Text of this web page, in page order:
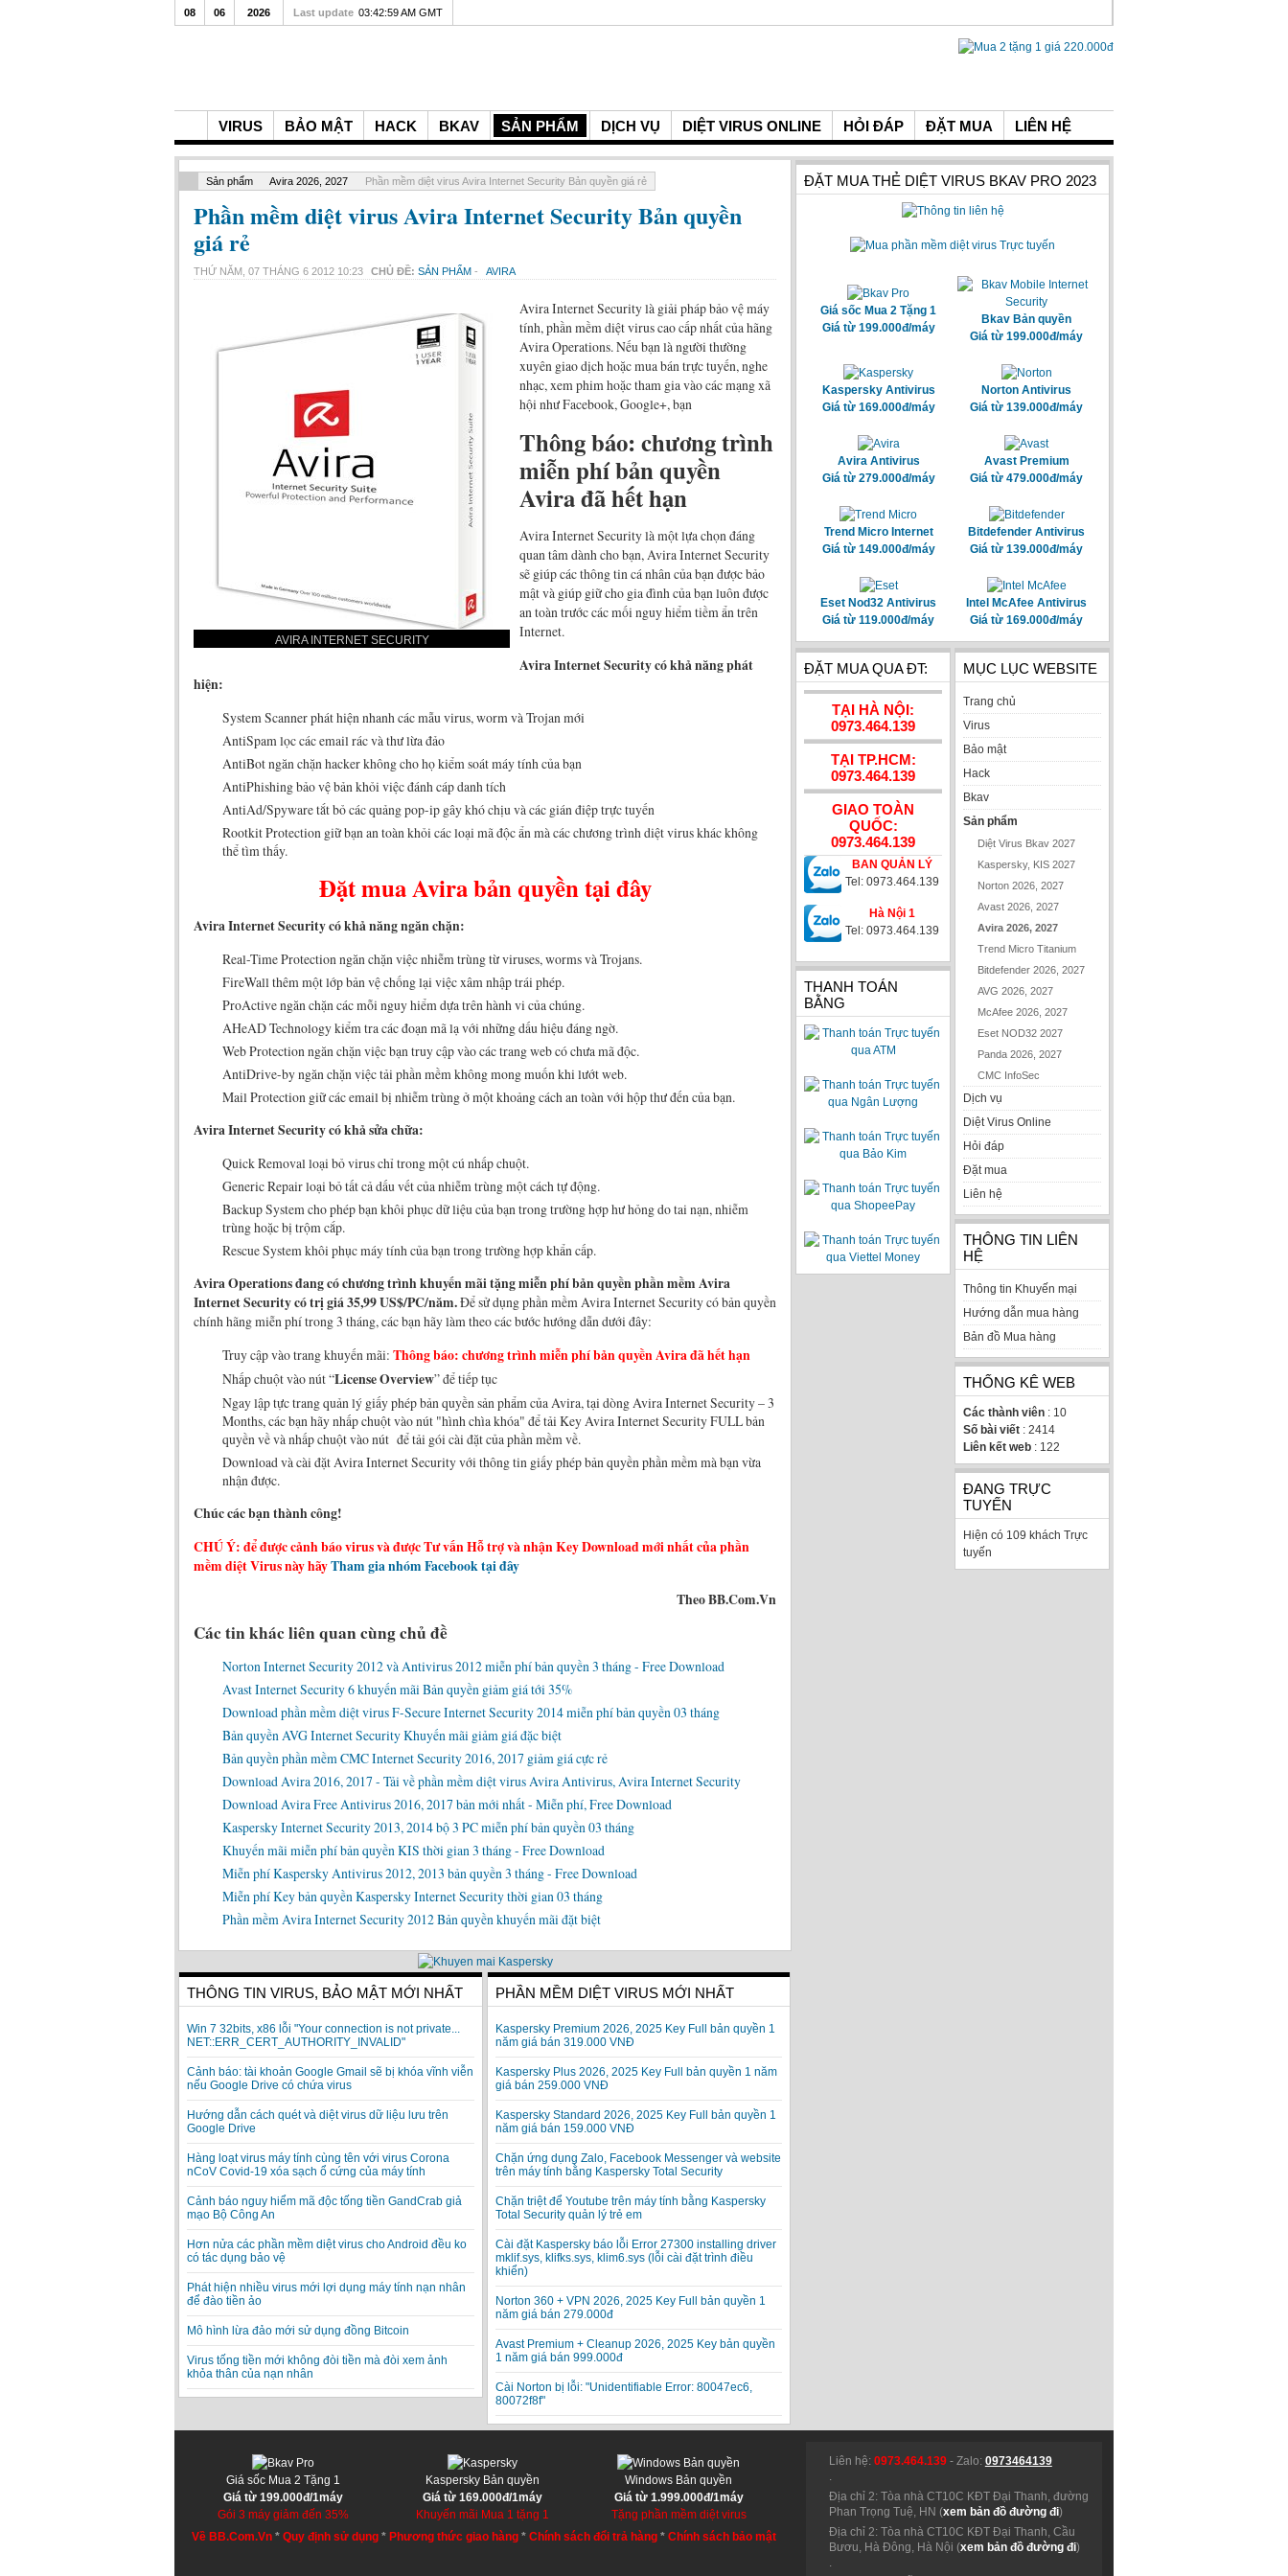
VIRUS BẢO MẬT HACK BKAV SẢN PHẨM DỊCH VỤ DIỆT VIRUS ONLINE HỎI ĐÁP ĐẶT MUA LIÊN HỆ
08 06 2026 Last update 03:42:59 AM GMT
Sản phẩm Avira 2026, 2027 Phần mềm diệt virus Avira Internet Security Bản quyền giá rẻ
Phần mềm diệt virus Avira Internet Security Bản quyền
giá rẻ
THỨ NĂM, 07 THÁNG 6 2012 10:23 CHỦ ĐỀ: SẢN PHẨM - AVIRA
AVIRA INTERNET SECURITY
Avira Internet Security là giải pháp bảo vệ máy
tính, phần mềm diệt virus cao cấp nhất của hãng
Avira Operations. Nếu bạn là người thường
xuyên giao dịch hoặc mua bán trực tuyến, nghe
nhạc, xem phim hoặc tham gia vào các mạng xã
hội như Facebook, Google+, bạn
Thông báo: chương trình
miễn phí bản quyền
Avira đã hết hạn
Avira Internet Security là một lựa chọn đáng
quan tâm dành cho bạn, Avira Internet Security
sẽ giúp các thông tin cá nhân của bạn được bảo
mật và giúp giữ cho gia đình của bạn luôn được
an toàn trước các mối nguy hiểm tiềm ẩn trên
Internet.
Avira Internet Security có khả năng phát
hiện:
System Scanner phát hiện nhanh các mẫu virus, worm và Trojan mới
AntiSpam lọc các email rác và thư lừa đảo
AntiBot ngăn chặn hacker không cho họ kiểm soát máy tính của bạn
AntiPhishing bảo vệ bản khỏi việc đánh cáp danh tích
AntiAd/Spyware tắt bỏ các quảng pop-ip gây khó chịu và các gián điệp trực tuyến
Rootkit Protection giữ bạn an toàn khỏi các loại mã độc ẩn mà các chương trình diệt virus khác không
thể tìm thấy.
Đặt mua Avira bản quyền tại đây
Avira Internet Security có khả năng ngăn chặn:
Real-Time Protection ngăn chặn việc nhiễm trùng từ viruses, worms và Trojans.
FireWall thêm một lớp bản vệ chống lại việc xâm nhập trái phép.
ProActive ngăn chặn các mỗi nguy hiểm dựa trên hành vi của chúng.
AHeAD Technology kiểm tra các đoạn mã lạ với những dấu hiệu đáng ngờ.
Web Protection ngăn chặn việc bạn truy cập vào các trang web có chưa mã độc.
AntiDrive-by ngăn chặn việc tải phần mềm không mong muốn khi lướt web.
Mail Protection giữ các email bị nhiễm trùng ở một khoảng cách an toàn với hộp thư đến của bạn.
Avira Internet Security có khả sửa chữa:
Quick Removal loại bỏ virus chỉ trong một cú nhấp chuột.
Generic Repair loại bỏ tất cả dấu vết của nhiễm trùng một cách tự động.
Backup System cho phép bạn khôi phục dữ liệu của bạn trong trường hợp hư hỏng do tai nạn, nhiễm
trùng hoặc bị trộm cắp.
Rescue System khôi phục máy tính của bạn trong trường hợp khẩn cấp.
Avira Operations đang có chương trình khuyến mãi tặng miễn phí bản quyền phần mềm Avira
Internet Security có trị giá 35,99 US$/PC/năm.Để sử dụng phần mềm Avira Internet Security có bản quyền
chính hãng miễn phí trong 3 tháng, các bạn hãy làm theo các bước hướng dẫn dưới đây:
Truy cập vào trang khuyến mãi: Thông báo: chương trình miễn phí bản quyền Avira đã hết hạn
Nhấp chuột vào nút “License Overview” để tiếp tục
Ngay lập tực trang quản lý giấy phép bản quyền sản phẩm của Avira, tại dòng Avira Internet Security – 3
Months, các bạn hãy nhấp chuột vào nút "hình chìa khóa" để tải Key Avira Internet Security FULL bản
quyền về và nhấp chuột vào nút để tải gói cài đặt của phần mềm về.
Download và cài đặt Avira Internet Security với thông tin giấy phép bản quyền phần mềm mà bạn vừa
nhận được.
Chúc các bạn thành công!
CHÚ Ý: để được cảnh báo virus và được Tư vấn Hỗ trợ và nhận Key Download mới nhất của phần
mềm diệt Virus này hãyTham gia nhóm Facebook tại đây
Theo BB.Com.Vn
Các tin khác liên quan cùng chủ đề
Norton Internet Security 2012 và Antivirus 2012 miễn phí bản quyền 3 tháng - Free Download
Avast Internet Security 6 khuyến mãi Bản quyền giảm giá tới 35%
Download phần mềm diệt virus F-Secure Internet Security 2014 miễn phí bản quyền 03 tháng
Bản quyền AVG Internet Security Khuyến mãi giảm giá đặc biệt
Bản quyền phần mềm CMC Internet Security 2016, 2017 giảm giá cực rẻ
Download Avira 2016, 2017 - Tải về phần mềm diệt virus Avira Antivirus, Avira Internet Security
Download Avira Free Antivirus 2016, 2017 bản mới nhất - Miễn phí, Free Download
Kaspersky Internet Security 2013, 2014 bộ 3 PC miễn phí bản quyền 03 tháng
Khuyến mãi miễn phí bản quyền KIS thời gian 3 tháng - Free Download
Miễn phí Kaspersky Antivirus 2012, 2013 bản quyền 3 tháng - Free Download
Miễn phí Key bản quyền Kaspersky Internet Security thời gian 03 tháng
Phần mềm Avira Internet Security 2012 Bản quyền khuyến mãi đặt biệt
THÔNG TIN VIRUS, BẢO MẬT MỚI NHẤT
Win 7 32bits, x86 lỗi "Your connection is not private...
NET::ERR_CERT_AUTHORITY_INVALID"
Cảnh báo: tài khoản Google Gmail sẽ bị khóa vĩnh viễn
nếu Google Drive có chứa virus
Hướng dẫn cách quét và diệt virus dữ liệu lưu trên
Google Drive
Hàng loạt virus máy tính cùng tên với virus Corona
nCoV Covid-19 xóa sạch ổ cứng của máy tính
Cảnh báo nguy hiểm mã độc tống tiền GandCrab giả
mạo Bộ Công An
Hơn nửa các phần mềm diệt virus cho Android đều ko
có tác dụng bảo vệ
Phát hiện nhiều virus mới lợi dụng máy tính nạn nhân
để đào tiền ảo
Mô hình lừa đảo mới sử dụng đồng Bitcoin
Virus tống tiền mới không đòi tiền mà đòi xem ảnh
khỏa thân của nạn nhân
PHẦN MỀM DIỆT VIRUS MỚI NHẤT
Kaspersky Premium 2026, 2025 Key Full bản quyền 1
năm giá bán 319.000 VNĐ
Kaspersky Plus 2026, 2025 Key Full bản quyền 1 năm
giá bán 259.000 VNĐ
Kaspersky Standard 2026, 2025 Key Full bản quyền 1
năm giá bán 159.000 VNĐ
Chặn ứng dụng Zalo, Facebook Messenger và website
trên máy tính bằng Kaspersky Total Security
Chặn triệt để Youtube trên máy tính bằng Kaspersky
Total Security quản lý trẻ em
Cài đặt Kaspersky báo lỗi Error 27300 installing driver
mklif.sys, klifks.sys, klim6.sys (lỗi cài đặt trình điều
khiển)
Norton 360 + VPN 2026, 2025 Key Full bản quyền 1
năm giá bán 279.000đ
Avast Premium + Cleanup 2026, 2025 Key bản quyền
1 năm giá bán 999.000đ
Cài Norton bị lỗi: "Unidentifiable Error: 80047ec6,
80072f8f"
ĐẶT MUA THẺ DIỆT VIRUS BKAV PRO 2023
Giá sốc Mua 2 Tặng 1
Giá từ 199.000đ/máy
Bkav Bản quyền
Giá từ 199.000đ/máy
Kaspersky Antivirus
Giá từ 169.000đ/máy
Norton Antivirus
Giá từ 139.000đ/máy
Avira Antivirus
Giá từ 279.000đ/máy
Avast Premium
Giá từ 479.000đ/máy
Trend Micro Internet
Giá từ 149.000đ/máy
Bitdefender Antivirus
Giá từ 139.000đ/máy
Eset Nod32 Antivirus
Giá từ 119.000đ/máy
Intel McAfee Antivirus
Giá từ 169.000đ/máy
ĐẶT MUA QUA ĐT:
TẠI HÀ NỘI:
0973.464.139
TẠI TP.HCM:
0973.464.139
GIAO TOÀN
QUỐC:
0973.464.139
BAN QUẢN LÝ
Tel: 0973.464.139
Hà Nội 1
Tel: 0973.464.139
THANH TOÁN
BẰNG
MỤC LỤC WEBSITE
Trang chủ
Virus
Bảo mật
Hack
Bkav
Sản phẩm
Diệt Virus Bkav 2027
Kaspersky, KIS 2027
Norton 2026, 2027
Avast 2026, 2027
Avira 2026, 2027
Trend Micro Titanium
Bitdefender 2026, 2027
AVG 2026, 2027
McAfee 2026, 2027
Eset NOD32 2027
Panda 2026, 2027
CMC InfoSec
Dịch vụ
Diệt Virus Online
Hỏi đáp
Đặt mua
Liên hệ
THÔNG TIN LIÊN
HỆ
Thông tin Khuyến mại
Hướng dẫn mua hàng
Bản đồ Mua hàng
THỐNG KÊ WEB
Các thành viên : 10
Số bài viết : 2414
Liên kết web : 122
ĐANG TRỰC
TUYẾN
Hiện có 109 khách Trực
tuyến
Giá sốc Mua 2 Tặng 1
Giá từ 199.000đ/1máy
Gói 3 máy giảm đến 35%
Kaspersky Bản quyền
Giá từ 169.000đ/1máy
Khuyến mãi Mua 1 tặng 1
Windows Bản quyền
Giá từ 1.999.000đ/1máy
Tặng phần mềm diệt virus
Về BB.Com.Vn *Quy định sử dụng * Phương thức giao hàng *Chính sách đổi trả hàng *Chính sách bảo mật
Liên hệ: 0973.464.139- Zalo: 0973464139
.
Địa chỉ 2: Tòa nhà CT10C KĐT Đại Thanh, đường
Phan Trọng Tuệ, HN (xem bản đồ đường đi)
Địa chỉ 2: Tòa nhà CT10C KĐT Đại Thanh, Cầu
Bươu, Hà Đông, Hà Nội (xem bản đồ đường đi)
.